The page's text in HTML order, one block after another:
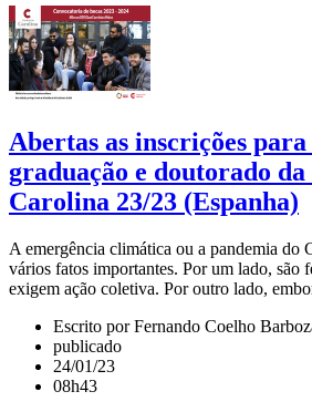
Abertas as inscrições para
graduação e doutorado
Carolina 23/23 (Espanha)
A emergência climática ou a pandemia do
vários fatos importantes. Por um lado, são
exigem ação coletiva. Por outro lado,
Escrito por Fernando Coelho
publicado
24/01/23
08h43